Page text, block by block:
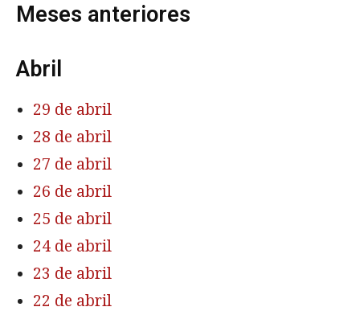
Meses anteriores
Abril
29 de abril
28 de abril
27 de abril
26 de abril
25 de abril
24 de abril
23 de abril
22 de abril